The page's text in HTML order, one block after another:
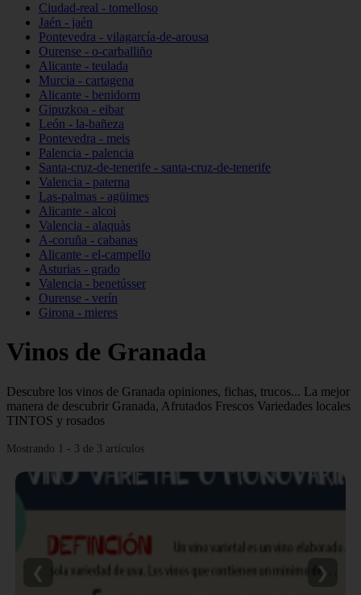
Ciudad-real - tomelloso
Jaén - jaén
Pontevedra - vilagarcía-de-arousa
Ourense - o-carballiño
Alicante - teulada
Murcia - cartagena
Alicante - benidorm
Gipuzkoa - eibar
León - la-bañeza
Pontevedra - meis
Palencia - palencia
Santa-cruz-de-tenerife - santa-cruz-de-tenerife
Valencia - paterna
Las-palmas - agüimes
Alicante - alcoi
Valencia - alaquàs
A-coruña - cabanas
Alicante - el-campello
Asturias - grado
Valencia - benetússer
Ourense - verín
Girona - mieres
Vinos de Granada
Descubre los vinos de Granada opiniones, fichas, trucos... La mejor
manera de descubrir Granada, Afrutados Frescos Variedades locales
TINTOS y rosados
Mostrando 1 - 3 de 3 artículos
❮ ❯